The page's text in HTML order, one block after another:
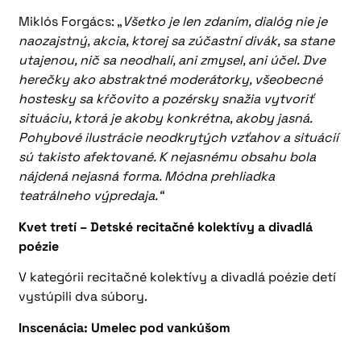
Miklós Forgács: „Všetko je len zdaním, dialóg nie je
naozajstný, akcia, ktorej sa zúčastní divák, sa stane
utajenou, nič sa neodhalí, ani zmysel, ani účel. Dve
herečky ako abstraktné moderátorky, všeobecné
hostesky sa kŕčovito a pozérsky snažia vytvoriť
situáciu, ktorá je akoby konkrétna, akoby jasná.
Pohybové ilustrácie neodkrytých vzťahov a situácií
sú takisto afektované. K nejasnému obsahu bola
nájdená nejasná forma. Módna prehliadka
teatrálneho výpredaja.“
Kvet tretí – Detské recitačné kolektívy a divadlá
poézie
V kategórii recitačné kolektívy a divadlá poézie detí
vystúpili dva súbory.
Inscenácia: Umelec pod vankúšom